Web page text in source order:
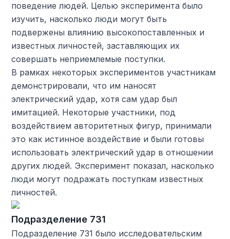
поведение людей. Целью эксперимента было
изучить, насколько люди могут быть
подвержены влиянию высокопоставленных и
известных личностей, заставляющих их
совершать неприемлемые поступки.
В рамках некоторых экспериментов участникам
демонстрировали, что им наносят
электрический удар, хотя сам удар был
имитацией. Некоторые участники, под
воздействием авторитетных фигур, принимали
это как истинное воздействие и были готовы
использовать электрический удар в отношении
других людей. Эксперимент показал, насколько
люди могут подражать поступкам известных
личностей.
Подразделение 731
Подразделение 731 было исследовательским